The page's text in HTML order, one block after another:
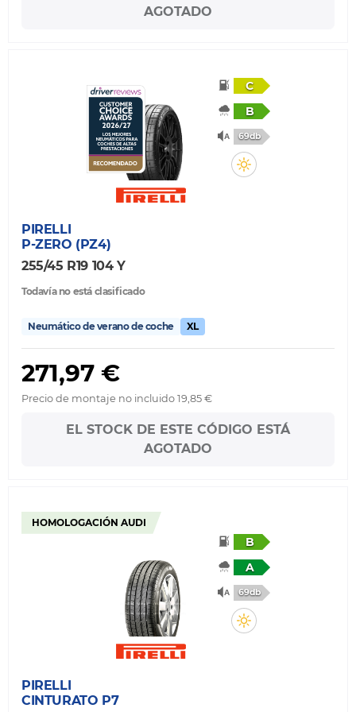
AGOTADO
C
B
69db
PIRELLI
P-ZERO (PZ4)
255/45 R19 104 Y
Todavía no está clasificado
Neumático de verano de coche XL
271,97 €
Precio de montaje no incluido 19,85 €
EL STOCK DE ESTE CÓDIGO ESTÁ
AGOTADO
HOMOLOGACIÓN AUDI
B
A
69db
PIRELLI
CINTURATO P7